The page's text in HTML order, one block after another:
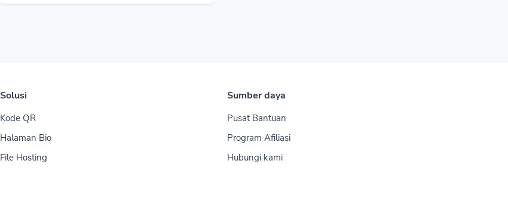
Solusi
Kode QR
Halaman Bio
File Hosting
Sumber daya
Pusat Bantuan
Program Afiliasi
Hubungi kami